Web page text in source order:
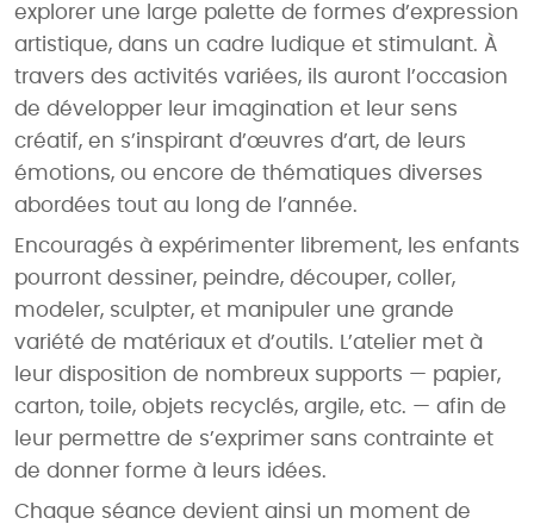
explorer une large palette de formes d’expression
artistique, dans un cadre ludique et stimulant. À
travers des activités variées, ils auront l’occasion
de développer leur imagination et leur sens
créatif, en s’inspirant d’œuvres d’art, de leurs
émotions, ou encore de thématiques diverses
abordées tout au long de l’année.
Encouragés à expérimenter librement, les enfants
pourront dessiner, peindre, découper, coller,
modeler, sculpter, et manipuler une grande
variété de matériaux et d’outils. L’atelier met à
leur disposition de nombreux supports — papier,
carton, toile, objets recyclés, argile, etc. — afin de
leur permettre de s’exprimer sans contrainte et
de donner forme à leurs idées.
Chaque séance devient ainsi un moment de